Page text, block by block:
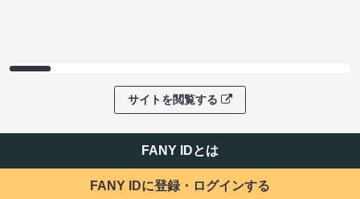
サイトを閲覧する
FANY IDとは
FANY IDに登録・ログインする